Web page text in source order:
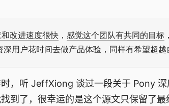
改进速度很快 ， 感觉这个团队有共同的目标 ，
用户花时间去做产品体验，同样有希望超越
，听 JeffXiong 谈过一段关于 Pony
到了，很幸运的是这个源文只保留了